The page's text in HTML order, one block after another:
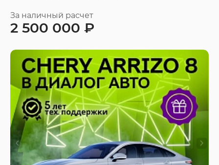
За наличный расчет
2 500 000 ₽